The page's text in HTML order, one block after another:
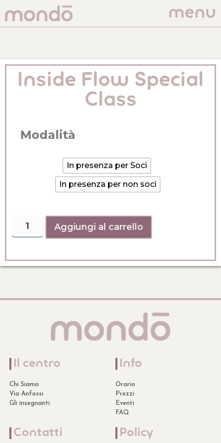
menu
Inside Flow Special
Class
Modalità
In presenza per Soci
In presenza per non soci
Aggiungi al carrello
Il centro
Chi Siamo
Via Anfossi
Gli insegnanti
Info
Orario
Prezzi
Eventi
FAQ
Contatti Policy